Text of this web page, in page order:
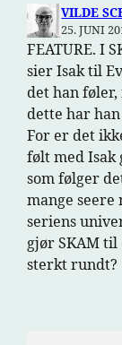
VILDE
25. JUNI
FEATURE. I
sier Isak til
det han
dette har
For er det
følt med Isak
som følger
mange
seriens
gjør SKAM til
sterkt rundt?